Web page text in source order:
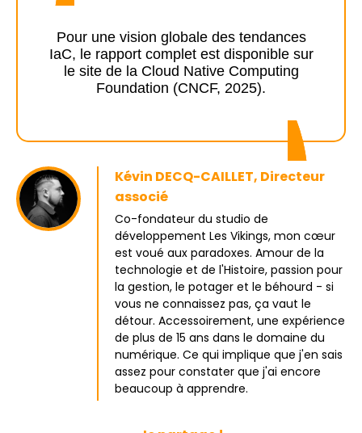
Pour une vision globale des tendances
IaC, le rapport complet est disponible sur
le site de la Cloud Native Computing
Foundation (CNCF, 2025).
Kévin DECQ-CAILLET, Directeur
associé
Co-fondateur du studio de
développement Les Vikings, mon cœur
est voué aux paradoxes. Amour de la
technologie et de l'Histoire, passion pour
la gestion, le potager et le béhourd - si
vous ne connaissez pas, ça vaut le
détour. Accessoirement, une expérience
de plus de 15 ans dans le domaine du
numérique. Ce qui implique que j'en sais
assez pour constater que j'ai encore
beaucoup à apprendre.